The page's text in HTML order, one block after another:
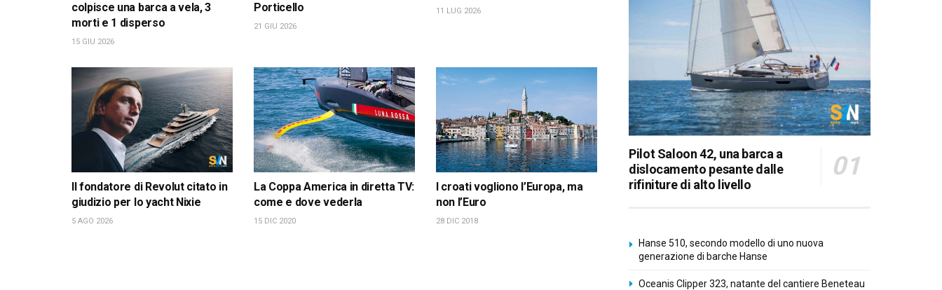
colpisce una barca a vela, 3
morti e 1 disperso
15 GIU 2026
Porticello
21 GIU 2026
11 LUG 2026
Il fondatore di Revolut citato in
giudizio per lo yacht Nixie
5 AGO 2026
La Coppa America in diretta TV:
come e dove vederla
15 DIC 2020
I croati vogliono l’Europa, ma
non l’Euro
28 DIC 2018
Pilot Saloon 42, una barca a
dislocamento pesante dalle
rifiniture di alto livello
Hanse 510, secondo modello di uno nuova
generazione di barche Hanse
Oceanis Clipper 323, natante del cantiere Beneteau